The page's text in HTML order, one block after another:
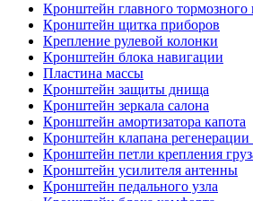
Кронштейн главного тормозного
Кронштейн щитка приборов
Крепление рулевой колонки
Кронштейн блока навигации
Пластина массы
Кронштейн защиты днища
Кронштейн зеркала салона
Кронштейн амортизатора капота
Кронштейн клапана регенерации
Кронштейн петли крепления
Кронштейн усилителя антенны
Кронштейн педального узла